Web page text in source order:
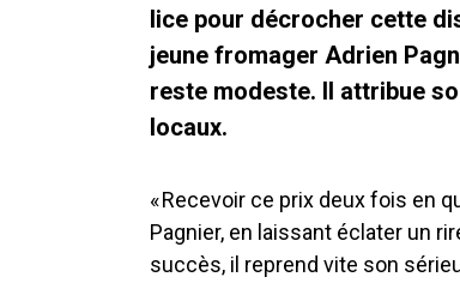
lice pour décrocher cette
jeune fromager Adrien
reste modeste. Il attribue
locaux.
« Recevoir ce prix deux fois en
Pagnier, en laissant éclater un
succès, il reprend vite son